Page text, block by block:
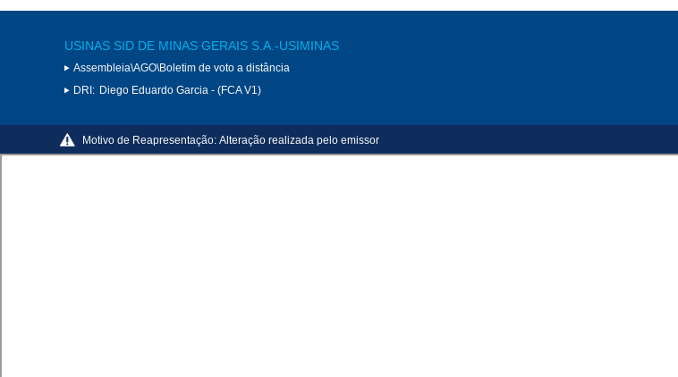
USINAS SID DE MINAS GERAIS S.A.-USIMINAS
Assembleia\AGO\Boletim de voto a distância
DRI: Diego Eduardo Garcia - (FCA V1)
Motivo de Reapresentação: Alteração realizada pelo emissor